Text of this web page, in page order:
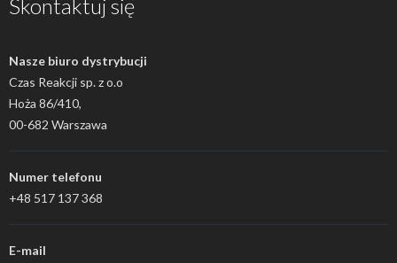
Skontaktuj się
Nasze biuro dystrybucji
Czas Reakcji sp. z o.o
Hoża 86/410,
00-682 Warszawa
Numer telefonu
+48 517 137 368
E-mail